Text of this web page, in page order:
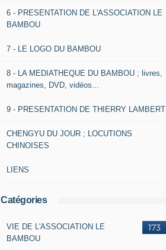
6 - PRESENTATION DE L'ASSOCIATION LE
BAMBOU
7 - LE LOGO DU BAMBOU
8 - LA MEDIATHEQUE DU BAMBOU ; livres,
magazines, DVD, vidéos...
9 - PRESENTATION DE THIERRY LAMBERT
CHENGYU DU JOUR ; LOCUTIONS
CHINOISES
LIENS
Catégories
173
VIE DE L'ASSOCIATION LE
BAMBOU